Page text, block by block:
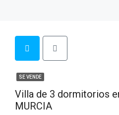
SE VENDE
Villa de 3 dormitorios
MURCIA